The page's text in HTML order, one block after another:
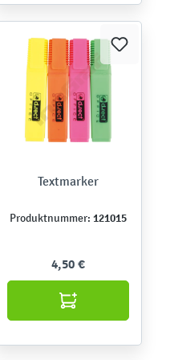
Textmarker
Produktnummer: 121015
4,50 €